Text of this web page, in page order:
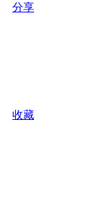
分享
收藏